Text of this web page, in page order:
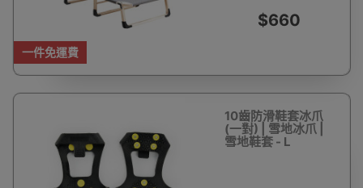
一件免運費
$660
10齒防滑鞋套冰爪
(一對) | 雪地冰爪 |
雪地鞋套 - L